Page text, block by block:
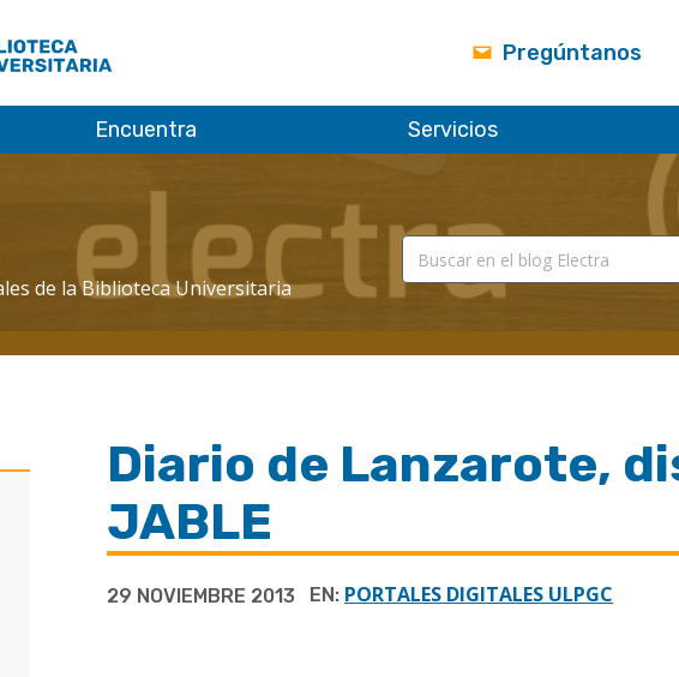
Pregúntanos
Encuentra Servicios
de la Biblioteca Universitaria
Diario de Lanzarote,
JABLE
29 NOVIEMBRE 2013 EN: PORTALES DIGITALES ULPGC